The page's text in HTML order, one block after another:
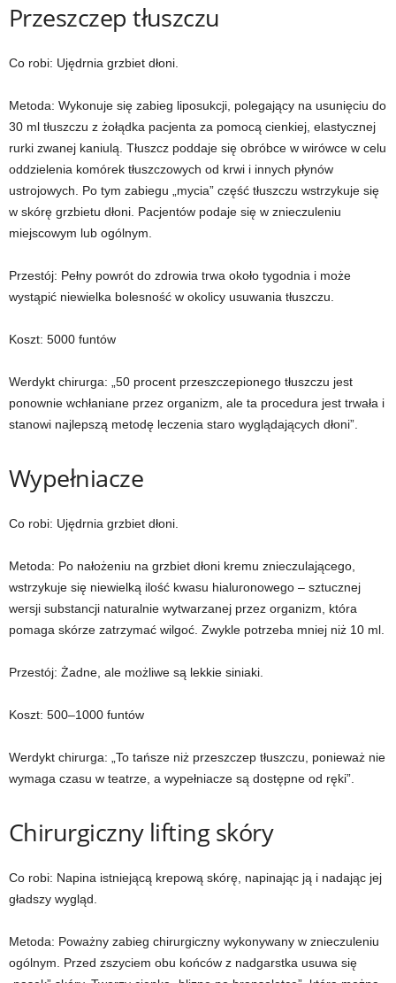
Przeszczep tłuszczu
Co robi: Ujędrnia grzbiet dłoni.
Metoda: Wykonuje się zabieg liposukcji, polegający na usunięciu do
30 ml tłuszczu z żołądka pacjenta za pomocą cienkiej, elastycznej
rurki zwanej kaniulą. Tłuszcz poddaje się obróbce w wirówce w celu
oddzielenia komórek tłuszczowych od krwi i innych płynów
ustrojowych. Po tym zabiegu „mycia” część tłuszczu wstrzykuje się
w skórę grzbietu dłoni. Pacjentów podaje się w znieczuleniu
miejscowym lub ogólnym.
Przestój: Pełny powrót do zdrowia trwa około tygodnia i może
wystąpić niewielka bolesność w okolicy usuwania tłuszczu.
Koszt: 5000 funtów
Werdykt chirurga: „50 procent przeszczepionego tłuszczu jest
ponownie wchłaniane przez organizm, ale ta procedura jest trwała i
stanowi najlepszą metodę leczenia staro wyglądających dłoni”.
Wypełniacze
Co robi: Ujędrnia grzbiet dłoni.
Metoda: Po nałożeniu na grzbiet dłoni kremu znieczulającego,
wstrzykuje się niewielką ilość kwasu hialuronowego – sztucznej
wersji substancji naturalnie wytwarzanej przez organizm, która
pomaga skórze zatrzymać wilgoć. Zwykle potrzeba mniej niż 10 ml.
Przestój: Żadne, ale możliwe są lekkie siniaki.
Koszt: 500–1000 funtów
Werdykt chirurga: „To tańsze niż przeszczep tłuszczu, ponieważ nie
wymaga czasu w teatrze, a wypełniacze są dostępne od ręki”.
Chirurgiczny lifting skóry
Co robi: Napina istniejącą krepową skórę, napinając ją i nadając jej
gładszy wygląd.
Metoda: Poważny zabieg chirurgiczny wykonywany w znieczuleniu
ogólnym. Przed zszyciem obu końców z nadgarstka usuwa się